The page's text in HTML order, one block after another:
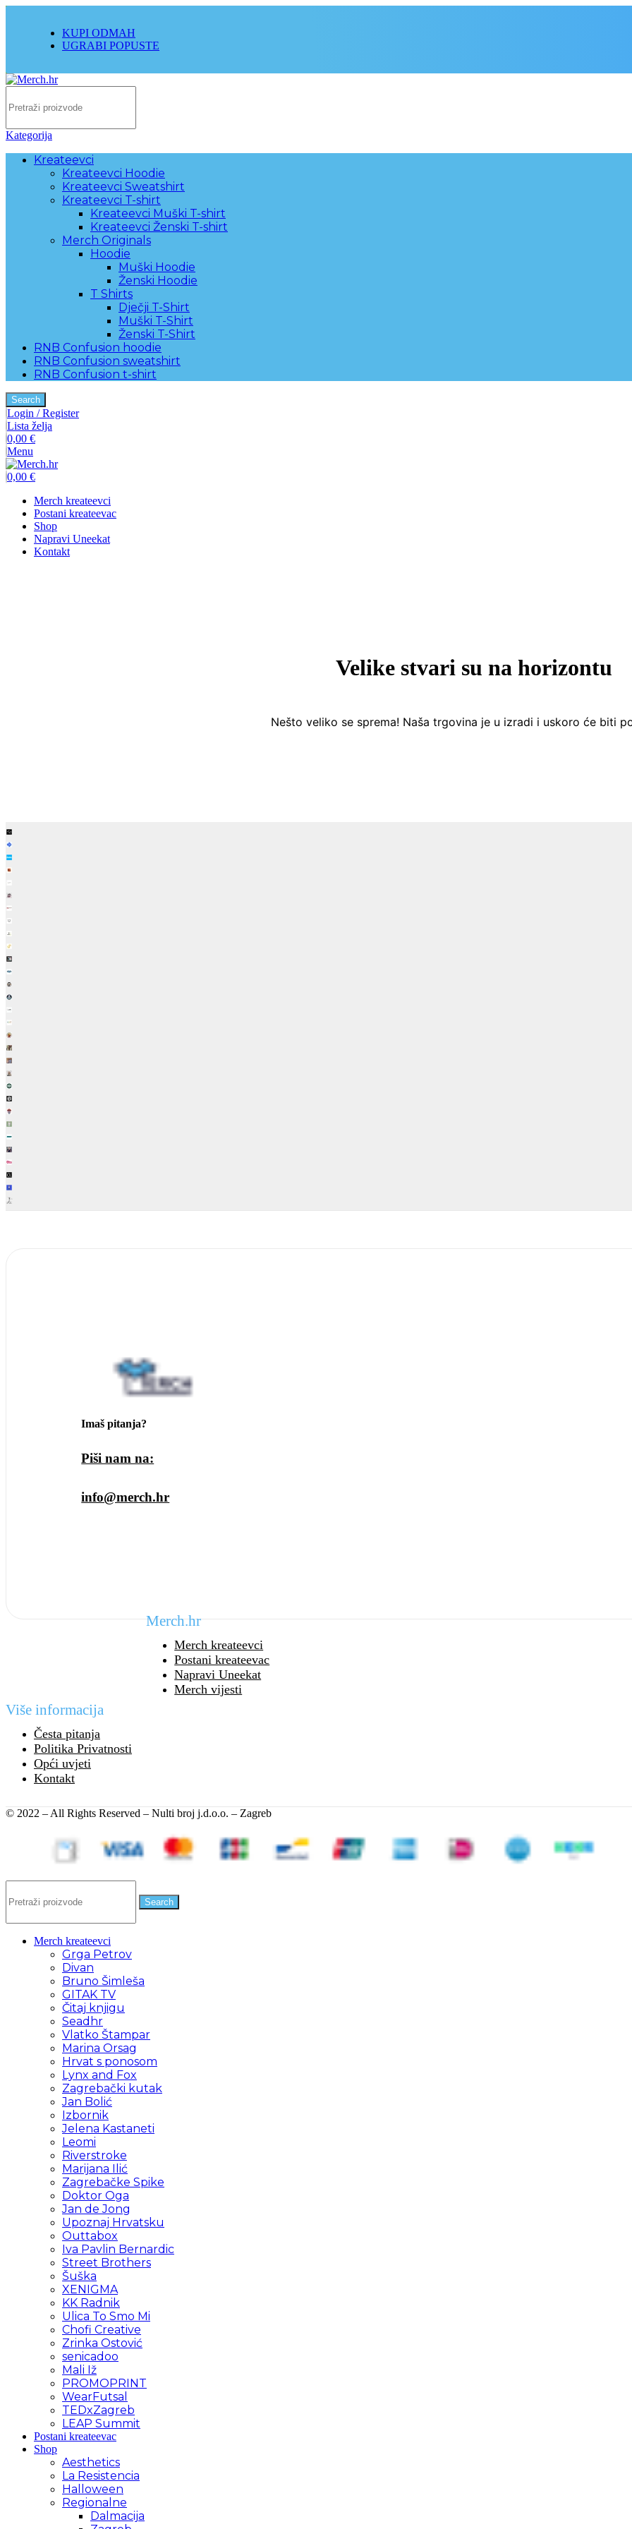
KUPI ODMAH
UGRABI POPUSTE
Kategorija
Kreateevci
Kreateevci Hoodie
Kreateevci Sweatshirt
Kreateevci T-shirt
Kreateevci Muški T-shirt
Kreateevci Ženski T-shirt
Merch Originals
Hoodie
Muški Hoodie
Ženski Hoodie
T Shirts
Dječji T-Shirt
Muški T-Shirt
Ženski T-Shirt
RNB Confusion hoodie
RNB Confusion sweatshirt
RNB Confusion t-shirt
Search
Login / Register
Lista želja
0,00 €
Menu
0,00 €
Merch kreateevci
Postani kreateevac
Shop
Napravi Uneekat
Kontakt
Velike stvari su na horizontu
Nešto veliko se sprema! Naša trgovina je u izradi i uskoro će biti
Imaš pitanja?
Piši nam na:
info@merch.hr
Merch.hr
Merch kreateevci
Postani kreateevac
Napravi Uneekat
Merch vijesti
Više informacija
Česta pitanja
Politika Privatnosti
Opći uvjeti
Kontakt
© 2022 – All Rights Reserved – Nulti broj j.d.o.o. – Zagreb
Search
Merch kreateevci
Grga Petrov
Divan
Bruno Šimleša
GITAK TV
Čitaj knjigu
Seadhr
Vlatko Štampar
Marina Orsag
Hrvat s ponosom
Lynx and Fox
Zagrebački kutak
Jan Bolić
Izbornik
Jelena Kastaneti
Leomi
Riverstroke
Marijana Ilić
Zagrebačke Spike
Doktor Oga
Jan de Jong
Upoznaj Hrvatsku
Outtabox
Iva Pavlin Bernardic
Street Brothers
Šuška
XENIGMA
KK Radnik
Ulica To Smo Mi
Chofi Creative
Zrinka Ostović
senicadoo
Mali Iž
PROMOPRINT
WearFutsal
TEDxZagreb
LEAP Summit
Postani kreateevac
Shop
Aesthetics
La Resistencia
Halloween
Regionalne
Dalmacija